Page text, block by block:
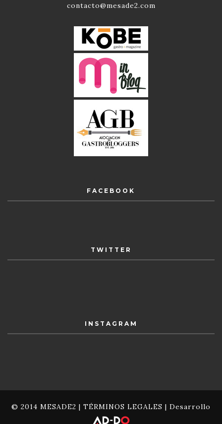
contacto@mesade2.com
FACEBOOK
TWITTER
INSTAGRAM
© 2014 MESADE2 | TÉRMINOS LEGALES | Desarrollo